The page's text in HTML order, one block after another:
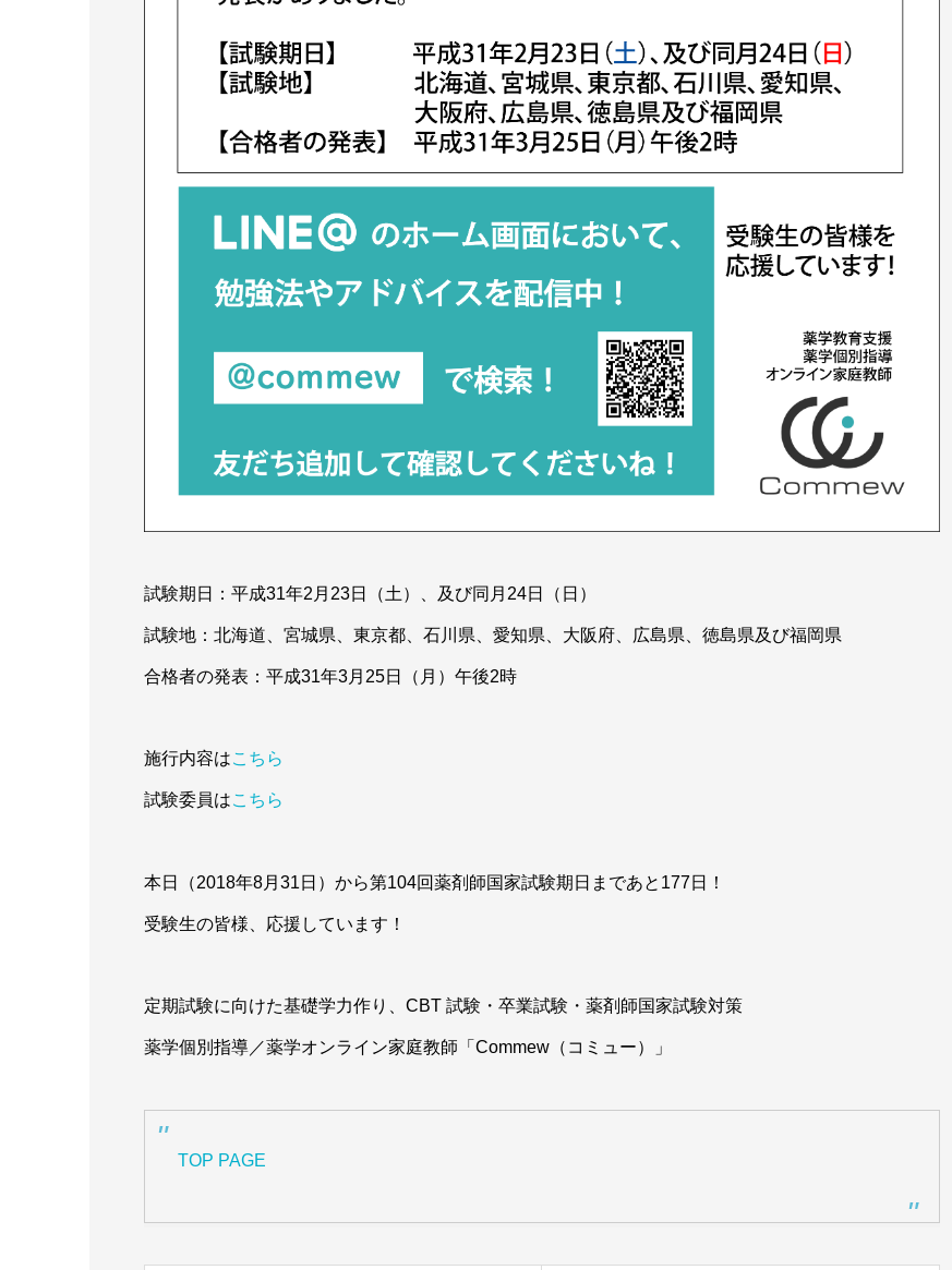
試験期日：平成31年2月23日（土）、及び同月24日（日）
試験地：北海道、宮城県、東京都、石川県、愛知県、大阪府、広島県、徳島県及び福岡県
合格者の発表：平成31年3月25日（月）午後2時
施行内容はこちら
試験委員はこちら
本日（2018年8月31日）から第104回薬剤師国家試験期日まであと177日！
受験生の皆様、応援しています！
定期試験に向けた基礎学力作り、CBT 試験・卒業試験・薬剤師国家試験対策
薬学個別指導／薬学オンライン家庭教師「Commew（コミュー）」
TOP PAGE